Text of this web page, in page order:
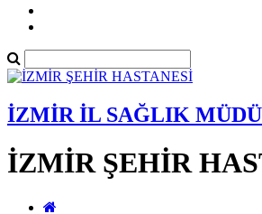
İZMİR İL SAĞLIK
İZMİR ŞEHİR